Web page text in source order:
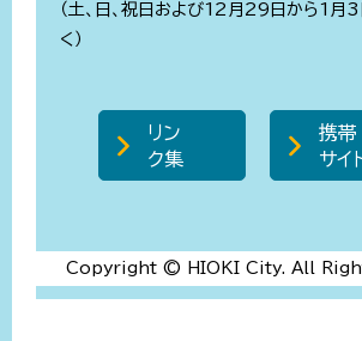
（土、日、祝日および12月29日から1月
く）
リン
ク集
携帯
サイ
Copyright © HIOKI City. All